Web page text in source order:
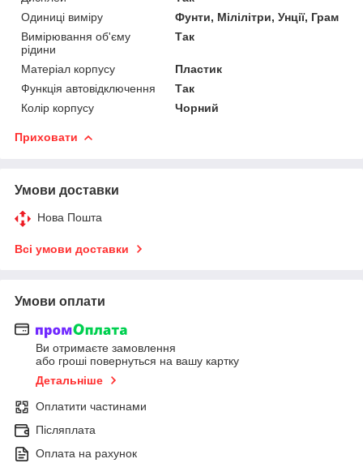
Одиниці виміру
Фунти, Мілілітри, Унції, Грам
Вимірювання об'єму
рідини
Так
Матеріал корпусу
Пластик
Функція автовідключення
Так
Колір корпусу
Чорний
Приховати
Умови доставки
Нова Пошта
Всі умови доставки
Умови оплати
Ви отримаєте замовлення
або гроші повернуться на вашу картку
Детальніше
Оплатити частинами
Післяплата
Оплата на рахунок